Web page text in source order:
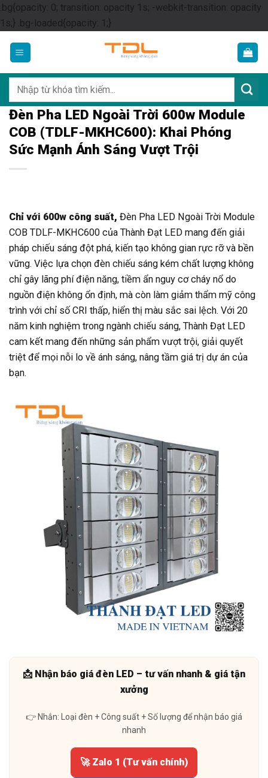
.bg{opacity: 0; transition: opacity 1s; -webkit-transition: opacity
1s;} .bg-loaded{opacity: 1;}Skip
content
kiếm:
Đèn Pha LED Ngoài Trời 600w Module
COB (TDLF-MKHC600): Khai Phóng
Sức Mạnh Ánh Sáng Vượt Trội
Chỉ với 600w công suất, Đèn Pha LED Ngoài Trời Module
COB TDLF-MKHC600 của Thành Đạt LED mang đến giải
pháp chiếu sáng đột phá, kiến tạo không gian rực rỡ và bền
vững. Việc lựa chọn đèn chiếu sáng kém chất lượng không
chỉ gây lãng phí điện năng, tiềm ẩn nguy cơ cháy nổ do
nguồn điện không ổn định, mà còn làm giảm thẩm mỹ công
trình với chỉ số CRI thấp, hiển thị màu sắc sai lệch. Với 20
năm kinh nghiệm trong ngành chiếu sáng, Thành Đạt LED
cam kết mang đến những sản phẩm vượt trội, giải quyết
triệt để mọi nỗi lo về ánh sáng, nâng tầm giá trị dự án của
bạn.
📩 Nhận báo giá đèn LED – tư vấn nhanh & giá tận
xưởng
👉 Nhắn: Loại đèn + Công suất + Số lượng để nhận báo giá
nhanh
🚀 Zalo 1 (Tư vấn chính)